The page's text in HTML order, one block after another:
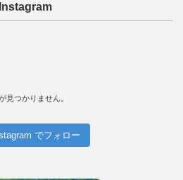
Instagram
見つかりません。
でフォロー